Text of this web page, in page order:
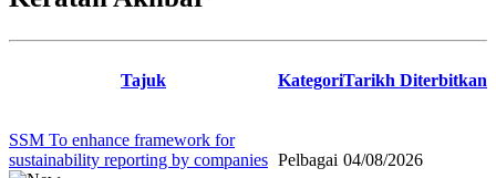
Tajuk KategoriTarikh Diterbitkan
SSM To enhance framework for
sustainability reporting by companies Pelbagai 04/08/2026